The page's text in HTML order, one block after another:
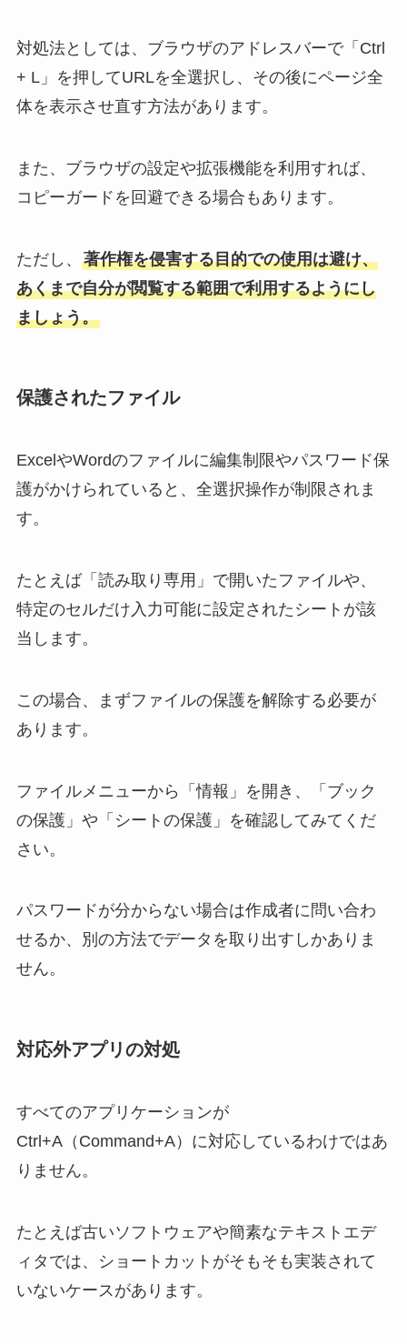
対処法としては、ブラウザのアドレスバーで「Ctrl
+ L」を押してURLを全選択し、その後にページ全
体を表示させ直す方法があります。
また、ブラウザの設定や拡張機能を利用すれば、
コピーガードを回避できる場合もあります。
ただし、 著作権を侵害する目的での使用は避け、
あくまで自分が閲覧する範囲で利用するようにし
ましょう。
保護されたファイル
ExcelやWordのファイルに編集制限やパスワード保
護がかけられていると、全選択操作が制限されま
す。
たとえば「読み取り専用」で開いたファイルや、
特定のセルだけ入力可能に設定されたシートが該
当します。
この場合、まずファイルの保護を解除する必要が
あります。
ファイルメニューから「情報」を開き、「ブック
の保護」や「シートの保護」を確認してみてくだ
さい。
パスワードが分からない場合は作成者に問い合わ
せるか、別の方法でデータを取り出すしかありま
せん。
対応外アプリの対処
すべてのアプリケーションが
Ctrl+A（Command+A）に対応しているわけではあ
りません。
たとえば古いソフトウェアや簡素なテキストエデ
ィタでは、ショートカットがそもそも実装されて
いないケースがあります。